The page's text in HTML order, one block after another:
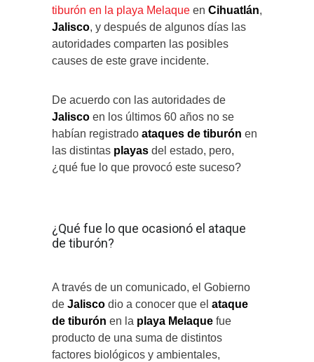
tiburón en la playa Melaque en Cihuatlán,
Jalisco, y después de algunos días las
autoridades comparten las posibles
causes de este grave incidente.
De acuerdo con las autoridades de
Jalisco en los últimos 60 años no se
habían registrado ataques de tiburón en
las distintas playas del estado, pero,
¿qué fue lo que provocó este suceso?
¿Qué fue lo que ocasionó el ataque
de tiburón?
A través de un comunicado, el Gobierno
de Jalisco dio a conocer que el ataque
de tiburón en la playa Melaque fue
producto de una suma de distintos
factores biológicos y ambientales,